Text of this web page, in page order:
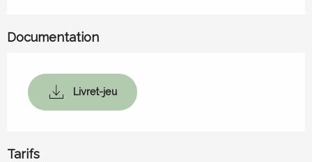
Documentation
Livret-jeu
Tarifs